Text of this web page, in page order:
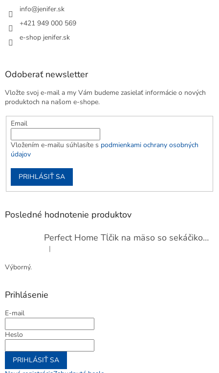
info@jenifer.sk
+421 949 000 569
e-shop jenifer.sk
Odoberať newsletter
Vložte svoj e-mail a my Vám budeme zasielať informácie o nových
produktoch na našom e-shope.
Email
Vložením e-mailu súhlasíte s podmienkami ochrany osobných
údajov
PRIHLÁSIŤ SA
Posledné hodnotenie produktov
Perfect Home Tĺčik na mäso so sekáčikom, 56893
Hodnotenie produktu je 5 z 5 hviezdičiek.
|
Výborný.
Prihlásenie
E-mail
Heslo
PRIHLÁSIŤ SA